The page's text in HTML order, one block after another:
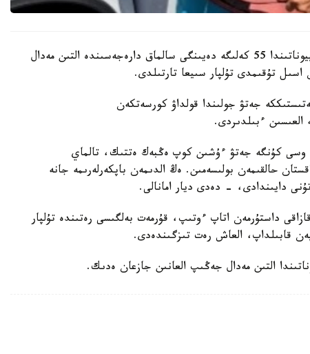
باكۋدە وتكەن جاسوسپىرىمدەر اراسىنداعى الەم چەمپيوناتىندا 55 كەلىگە دەيىنگى سالماق دارەجەسىندە التىن مەدال
تۇقىمدى تۇلپار سىيعا تارتىلدى.
جەتۋ جولىندا قولداۋ كورسەتكەن
العىسىن ءبىلدىردى.
كۇنگە جەتۋ ءۇشىن كوپ ەڭبەك ەتتىك، تالماي
حالقىمەن بولىسەمىن. ەڭ الدىمەن باپكەرلەرىمە جانە
دايىندادى، - دەدى ديار امانالى.
داستۇرمەن اتاپ ءوتىپ، قۇرمەت بەلگىسى رەتىندە تۇلپار
قابىلداپ، العاش رەت تىزگىندەدى.